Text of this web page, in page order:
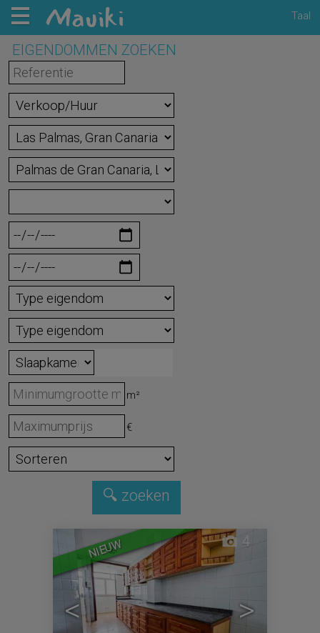
Taal
EIGENDOMMEN ZOEKEN
m²
€
NIEUW
< >
4